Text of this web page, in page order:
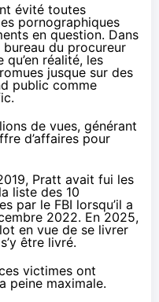
évité toutes
pornographiques
en question. Dans
bureau du procureur
réalité, les
jusque sur des
public comme
de vues, générant
d’affaires pour
Pratt avait fui les
liste des 10
par le FBI lorsqu’il a
2022. En 2025,
en vue de se livrer
être livré.
victimes ont
peine maximale.